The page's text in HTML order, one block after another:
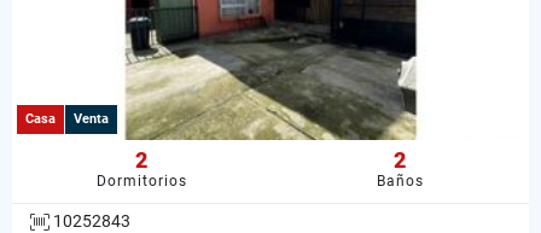
Casa Venta
2
Dormitorios
2
Baños
10252843